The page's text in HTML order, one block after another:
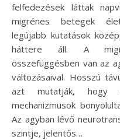
felfedezések láttak
migrénes betegek
legújabb kutatások
háttere áll. A
összefüggésben van az
változásaival. Hosszú
azt mutatják, hogy
mechanizmusok
Az agyban lévő
szintje, jelentős…